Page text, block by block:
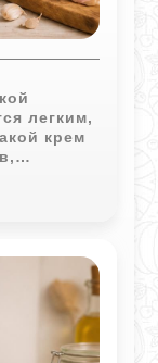
легким,
крем